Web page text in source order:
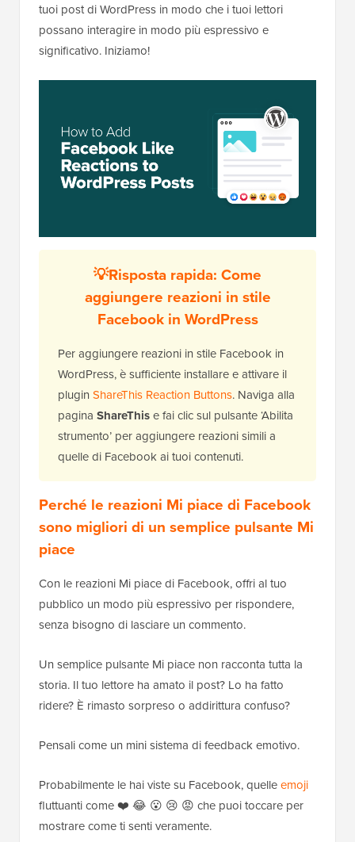
tuoi post di WordPress in modo che i tuoi lettori
possano interagire in modo più espressivo e
significativo. Iniziamo!
💡Risposta rapida: Come
aggiungere reazioni in stile
Facebook in WordPress
Per aggiungere reazioni in stile Facebook in
WordPress, è sufficiente installare e attivare il
plugin ShareThis Reaction Buttons. Naviga alla
pagina ShareThise fai clic sul pulsante ‘Abilita
strumento’ per aggiungere reazioni simili a
quelle di Facebook ai tuoi contenuti.
Perché le reazioni Mi piace di Facebook
sono migliori di un semplice pulsante Mi
piace
Con le reazioni Mi piace di Facebook, offri al tuo
pubblico un modo più espressivo per rispondere,
senza bisogno di lasciare un commento.
Un semplice pulsante Mi piace non racconta tutta la
storia. Il tuo lettore ha amato il post? Lo ha fatto
ridere? È rimasto sorpreso o addirittura confuso?
Pensali come un mini sistema di feedback emotivo.
Probabilmente le hai viste su Facebook, quelleemoji
fluttuanti come ❤️ 😂 😮 😢 😡 che puoi toccare per
mostrare come ti senti veramente.